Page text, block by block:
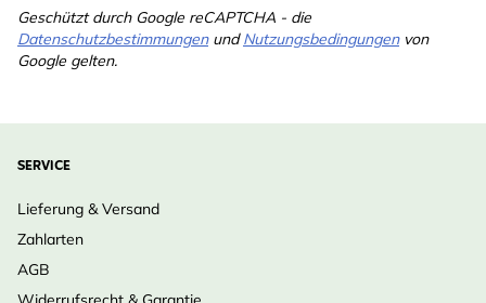
Geschützt durch Google reCAPTCHA - die
DatenschutzbestimmungenundNutzungsbedingungenvon
Google gelten.
SERVICE
Lieferung & Versand
Zahlarten
AGB